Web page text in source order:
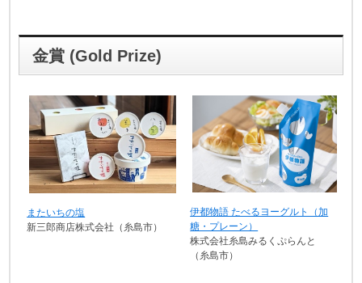
金賞 (Gold Prize)
またいちの塩
新三郎商店株式会社（糸島市）
伊都物語 たべるヨーグルト（加
糖・プレーン）
株式会社糸島みるくぷらんと
（糸島市）